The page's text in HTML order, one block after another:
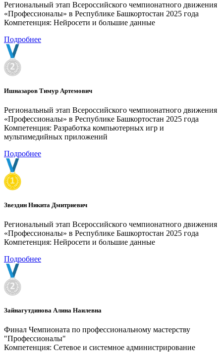
Региональный этап Всероссийского чемпионатного движения
«Профессионалы» в Республике Башкортостан 2025 года
Компетенция: Нейросети и большие данные
Подробнее
Ишназаров Тимур Артемович
Региональный этап Всероссийского чемпионатного движения
«Профессионалы» в Республике Башкортостан 2025 года
Компетенция: Разработка компьютерных игр и
мультимедийных приложений
Подробнее
Звездин Никита Дмитриевич
Региональный этап Всероссийского чемпионатного движения
«Профессионалы» в Республике Башкортостан 2025 года
Компетенция: Нейросети и большие данные
Подробнее
Зайнагутдинова Алина Наилевна
Финал Чемпионата по профессиональному мастерству
"Профессионалы"
Компетенция: Сетевое и системное администрирование